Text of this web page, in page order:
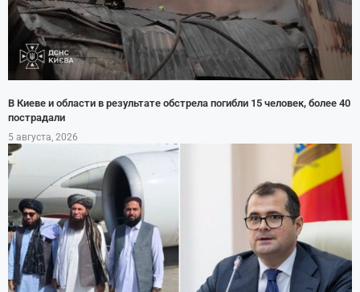
В Киеве и области в результате обстрела погибли 15 человек, более 40
пострадали
5 августа, 2026